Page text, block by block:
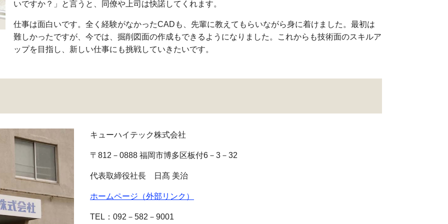
いですか？」と言うと、同僚や上司は快諾してくれます。
仕事は面白いです。全く経験がなかったCADも、先輩に教えてもらいながら身に着けました。最初は
難しかったですが、今では、掘削図面の作成もできるようになりました。これからも技術面のスキルア
ップを目指し、新しい仕事にも挑戦していきたいです。
キューハイテック株式会社
〒812－0888 福岡市博多区板付6－3－32
代表取締役社長 日髙 美治
ホームページ（外部リンク）
TEL：092－582－9001